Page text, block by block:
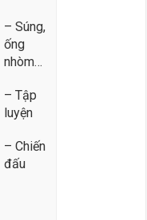
– Súng,
ống
nhòm…
– Tập
luyện
– Chiến
đấu